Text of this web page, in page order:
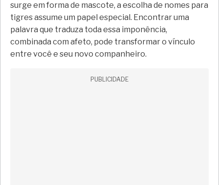
surge em forma de mascote, a escolha de nomes para
tigres assume um papel especial. Encontrar uma
palavra que traduza toda essa imponência,
combinada com afeto, pode transformar o vínculo
entre você e seu novo companheiro.
PUBLICIDADE